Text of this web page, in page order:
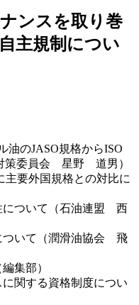
ンスを取り巻
主規制につい
油のJASO規格からISO
策委員会 星野 道男）
主要外国規格との対比に
について（石油連盟 西
ついて（潤滑油協会 飛
集部）
関する資格制度につい